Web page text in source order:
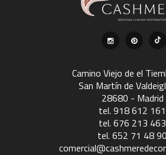
Camino Viejo de el
San Martín de
28680 - Madrid
tel. 918 612 161
tel. 676 213 463
tel. 652 71 48 90